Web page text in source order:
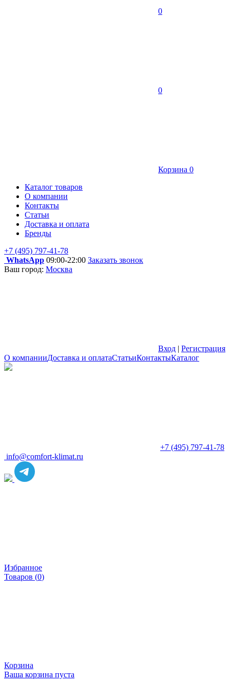
0
0
Корзина 0
Каталог товаров
О компании
Контакты
Статьи
Доставка и оплата
Бренды
+7 (495) 797-41-78
WhatsApp 09:00-22:00 Заказать звонок
Ваш город: Москва
Вход | Регистрация
О компанииДоставка и оплатаСтатьиКонтактыКаталог
+7 (495) 797-41-78
info@comfort-klimat.ru
Избранное
Товаров (0)
Корзина
Ваша корзина пуста